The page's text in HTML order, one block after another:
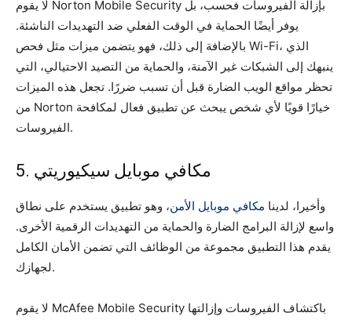
لا يقوم Norton Mobile Security بإزالة الفيروسات فحسب، بل
يوفر أيضًا الحماية في الوقت الفعلي ضد التهديدات الناشئة.
بالإضافة إلى ذلك، فهو يتضمن ميزات مثل فحص Wi-Fi، الذي
ينبهك إلى الشبكات غير الآمنة، والحماية من التصيد الاحتيالي، التي
تحظر مواقع الويب الضارة قبل أن تسبب ضررًا. تجعل هذه الميزات
من Norton خيارًا قويًا لأي شخص يبحث عن تطبيق فعال لمكافحة
الفيروسات.
5. مكافي موبايل سيكيوريتي
وأخيرا، لدينا مكافي موبايل الأمن، وهو تطبيق يستخدم على نطاق
واسع لإزالة البرامج الضارة والحماية من التهديدات الرقمية الأخرى.
يقدم هذا التطبيق مجموعة من الوظائف التي تضمن الأمان الكامل
لجهازك.
لا يقوم McAfee Mobile Security باكتشاف الفيروسات وإزالتها